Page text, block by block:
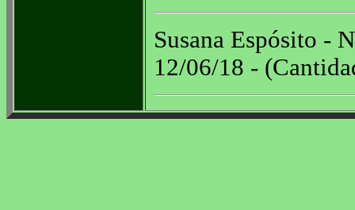
Susana Espósito -
12/06/18 -